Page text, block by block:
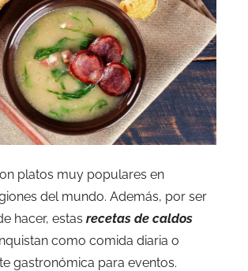
platos muy populares en
del mundo. Además, por ser
hacer, estas recetas de caldos
como comida diaria o
gastronómica para eventos.